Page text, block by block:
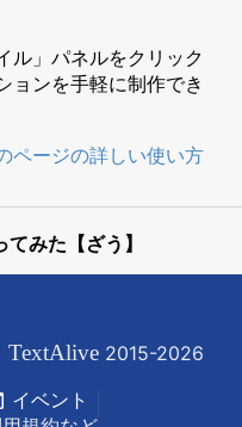
ル」パネルをクリック
ョンを手軽に制作でき
ページの詳しい使い方
みた【ざう】
TextAlive 2015-2026
イベント